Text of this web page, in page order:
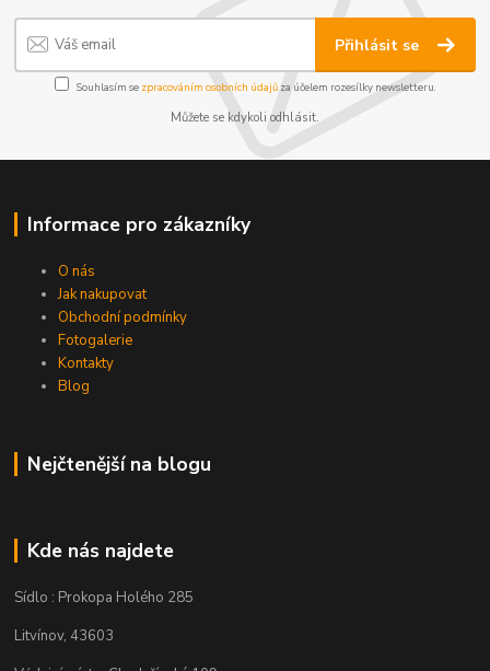
Přihlásit se
Souhlasím se zpracováním osobních údajůza účelem rozesílky newsletteru.
Můžete se kdykoli odhlásit.
Informace pro zákazníky
O nás
Jak nakupovat
Obchodní podmínky
Fotogalerie
Kontakty
Blog
Nejčtenější na blogu
Kde nás najdete
Sídlo : Prokopa Holého 285
Litvínov, 43603